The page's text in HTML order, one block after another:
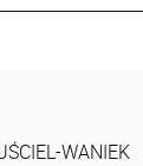
WANIEK